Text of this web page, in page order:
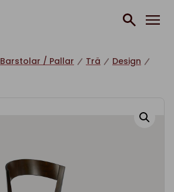
Barstolar / Pallar Trä
Design